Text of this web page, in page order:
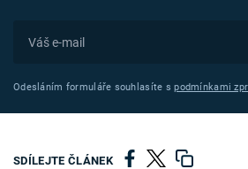
Odesláním formuláře souhlasíte spodmínkami
SDÍLEJTE ČLÁNEK